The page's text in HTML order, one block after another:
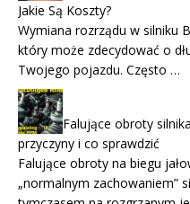
Jakie Są Koszty?
Wymiana rozrządu w silniku
który może zdecydować o
Twojego pojazdu. Często …
Falujące obroty
przyczyny i co sprawdzić
Falujące obroty na biegu
„normalnym zachowaniem”